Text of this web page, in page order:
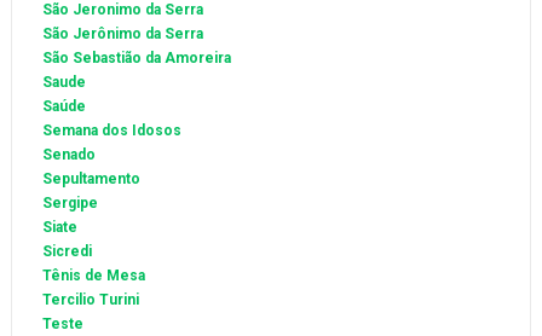
São Jeronimo da Serra
São Jerônimo da Serra
São Sebastião da Amoreira
Saude
Saúde
Semana dos Idosos
Senado
Sepultamento
Sergipe
Siate
Sicredi
Tênis de Mesa
Tercilio Turini
Teste